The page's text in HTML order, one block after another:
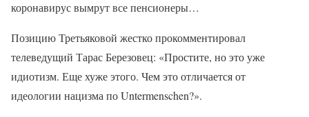
коронавирус вымрут все пенсионеры…
Позицию Третьяковой жестко прокомментировал
телеведущий Тарас Березовец: «Простите, но это уже
идиотизм. Еще хуже этого. Чем это отличается от
идеологии нацизма по Untermenschen?».